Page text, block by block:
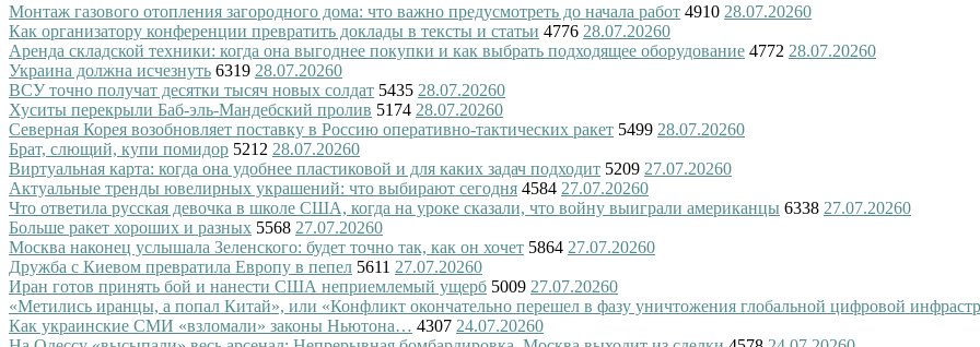
Монтаж газового отопления загородного дома: что важно предусмотреть до начала работ 4910 28.07.20260
Как организатору конференции превратить доклады в тексты и статьи 4776 28.07.20260
Аренда складской техники: когда она выгоднее покупки и как выбрать подходящее оборудование 4772 28.07.20260
Украина должна исчезнуть 6319 28.07.20260
ВСУ точно получат десятки тысяч новых солдат 5435 28.07.20260
Хуситы перекрыли Баб-эль-Мандебский пролив 5174 28.07.20260
Северная Корея возобновляет поставку в Россию оперативно-тактических ракет 5499 28.07.20260
Брат, слющий, купи помидор 5212 28.07.20260
Виртуальная карта: когда она удобнее пластиковой и для каких задач подходит 5209 27.07.20260
Актуальные тренды ювелирных украшений: что выбирают сегодня 4584 27.07.20260
Что ответила русская девочка в школе США, когда на уроке сказали, что войну выиграли американцы 6338 27.07.20260
Больше ракет хороших и разных 5568 27.07.20260
Москва наконец услышала Зеленского: будет точно так, как он хочет 5864 27.07.20260
Дружба с Киевом превратила Европу в пепел 5611 27.07.20260
Иран готов принять бой и нанести США неприемлемый ущерб 5009 27.07.20260
«Метились иранцы, а попал Китай», или «Конфликт окончательно перешел в фазу уничтожения глобальной цифровой
Как украинские СМИ «взломали» законы Ньютона… 4307 24.07.20260